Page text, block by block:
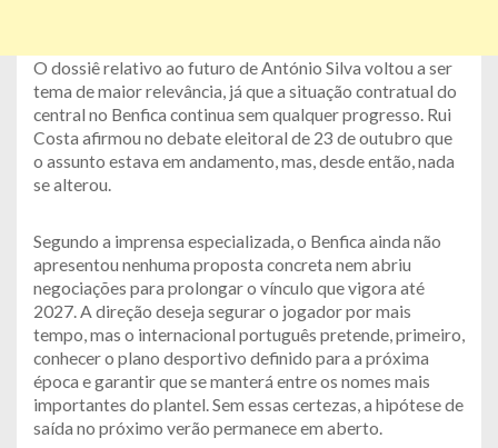
O dossiê relativo ao futuro de António Silva voltou a ser
tema de maior relevância, já que a situação contratual do
central no Benfica continua sem qualquer progresso. Rui
Costa afirmou no debate eleitoral de 23 de outubro que
o assunto estava em andamento, mas, desde então, nada
se alterou.
Segundo a imprensa especializada, o Benfica ainda não
apresentou nenhuma proposta concreta nem abriu
negociações para prolongar o vínculo que vigora até
2027. A direção deseja segurar o jogador por mais
tempo, mas o internacional português pretende, primeiro,
conhecer o plano desportivo definido para a próxima
época e garantir que se manterá entre os nomes mais
importantes do plantel. Sem essas certezas, a hipótese de
saída no próximo verão permanece em aberto.